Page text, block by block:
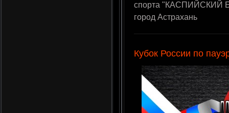
спорта "КАСПИЙСКИЙ
город Астрахань
Кубок России по